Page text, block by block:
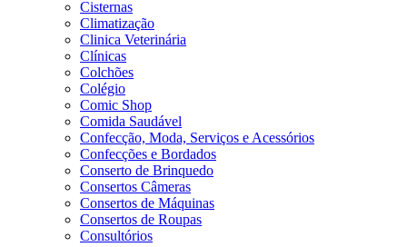
Cisternas
Climatização
Clinica Veterinária
Clínicas
Colchões
Colégio
Comic Shop
Comida Saudável
Confecção, Moda, Serviços e Acessórios
Confecções e Bordados
Conserto de Brinquedo
Consertos Câmeras
Consertos de Máquinas
Consertos de Roupas
Consultórios